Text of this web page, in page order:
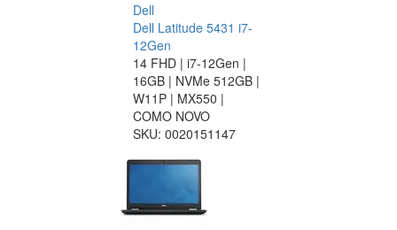
Dell
Dell Latitude 5431 i7-
12Gen
14 FHD | i7-12Gen |
16GB | NVMe 512GB |
W11P | MX550 |
COMO NOVO
SKU: 0020151147